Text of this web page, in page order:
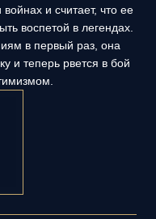
и считает, что ее
воспетой в легендах.
в первый раз, она
и теперь рвется в бой